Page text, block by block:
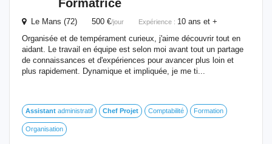
Formatrice
Le Mans (72) 500 €/jour Expérience : 10 ans et +
Organisée et de tempérament curieux, j'aime découvrir tout en
aidant. Le travail en équipe est selon moi avant tout un partage
de connaissances et d'expériences pour avancer plus loin et
plus rapidement. Dynamique et impliquée, je me ti...
Assistant administratif Chef Projet Comptabilité Formation
Organisation